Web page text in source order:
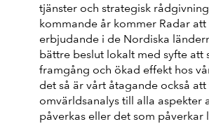
tjänster och strategisk
kommande år kommer Radar att
erbjudande i de Nordiska
bättre beslut lokalt med syfte att
framgång och ökad effekt hos
det så är vårt åtagande också
omvärldsanalys till alla aspekter
påverkas eller det som påverkar